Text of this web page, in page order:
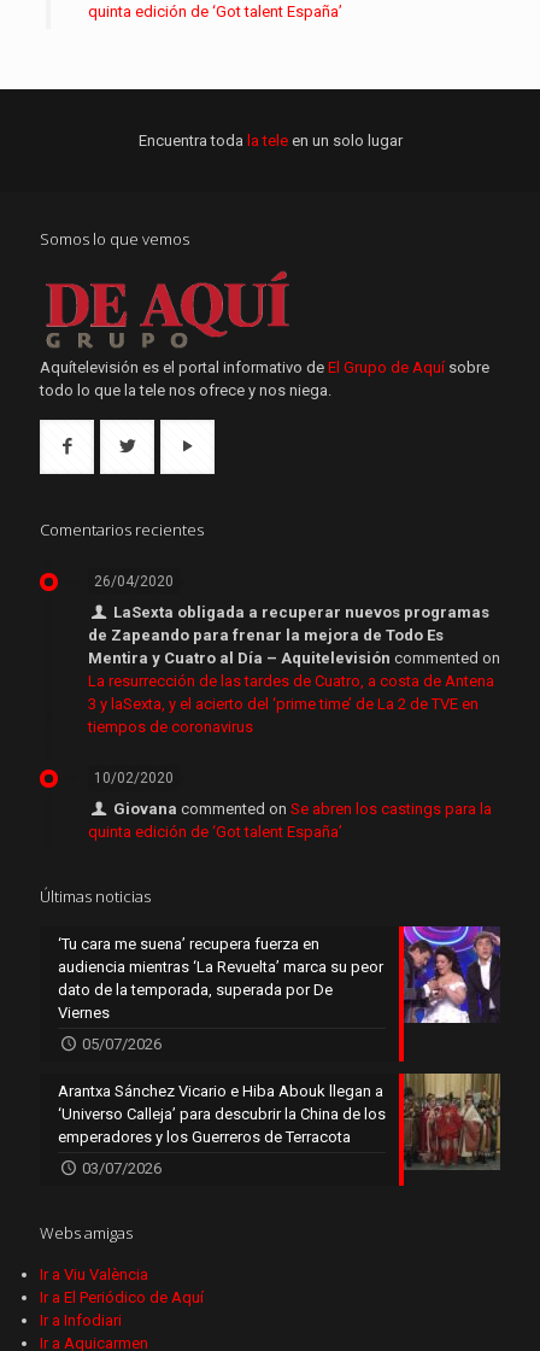
quinta edición de ‘Got talent España’
Encuentra toda la tele en un solo lugar
Somos lo que vemos
Aquítelevisión es el portal informativo de El Grupo de Aquí sobre
todo lo que la tele nos ofrece y nos niega.
Comentarios recientes
26/04/2020
LaSexta obligada a recuperar nuevos programas
de Zapeando para frenar la mejora de Todo Es
Mentira y Cuatro al Día – Aquitelevisión commented on
La resurrección de las tardes de Cuatro, a costa de Antena
3 y laSexta, y el acierto del ‘prime time’ de La 2 de TVE en
tiempos de coronavirus
10/02/2020
Giovana commented onSe abren los castings para la
quinta edición de ‘Got talent España’
Últimas noticias
‘Tu cara me suena’ recupera fuerza en
audiencia mientras ‘La Revuelta’ marca su peor
dato de la temporada, superada por De
Viernes
05/07/2026
Arantxa Sánchez Vicario e Hiba Abouk llegan a
‘Universo Calleja’ para descubrir la China de los
emperadores y los Guerreros de Terracota
03/07/2026
Webs amigas
Ir a Viu València
Ir a El Periódico de Aquí
Ir a Infodiari
Ir a Aquicarmen